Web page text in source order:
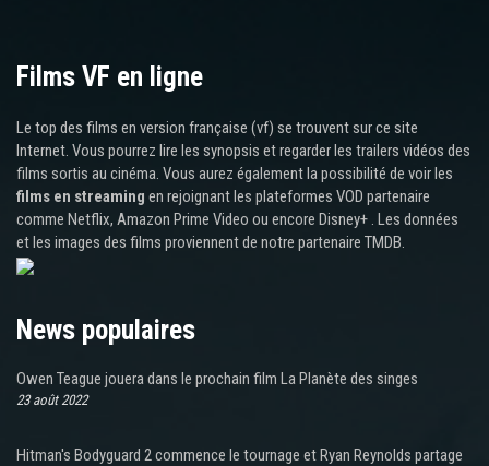
Films VF en ligne
Le top des films en version française (vf) se trouvent sur ce site
Internet. Vous pourrez lire les synopsis et regarder les trailers vidéos des
films sortis au cinéma. Vous aurez également la possibilité de voir les
films en streaming en rejoignant les plateformes VOD partenaire
comme Netflix, Amazon Prime Video ou encore Disney+ . Les données
et les images des films proviennent de notre partenaire TMDB.
News populaires
Owen Teague jouera dans le prochain film La Planète des singes
23 août 2022
Hitman's Bodyguard 2 commence le tournage et Ryan Reynolds partage